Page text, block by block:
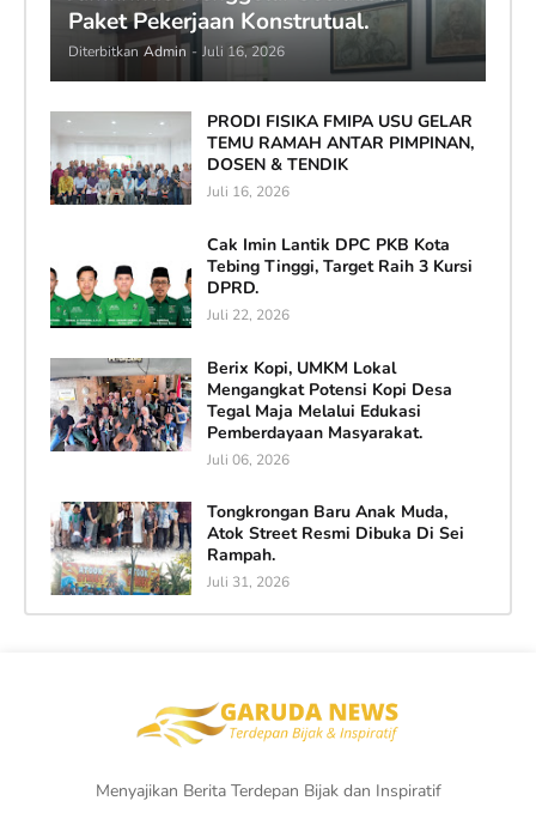
Paket Pekerjaan Konstrutual.
Diterbitkan Admin - Juli 16, 2026
PRODI FISIKA FMIPA USU GELAR
TEMU RAMAH ANTAR PIMPINAN,
DOSEN & TENDIK
Juli 16, 2026
Cak Imin Lantik DPC PKB Kota
Tebing Tinggi, Target Raih 3 Kursi
DPRD.
Juli 22, 2026
Berix Kopi, UMKM Lokal
Mengangkat Potensi Kopi Desa
Tegal Maja Melalui Edukasi
Pemberdayaan Masyarakat.
Juli 06, 2026
Tongkrongan Baru Anak Muda,
Atok Street Resmi Dibuka Di Sei
Rampah.
Juli 31, 2026
Menyajikan Berita Terdepan Bijak dan Inspiratif